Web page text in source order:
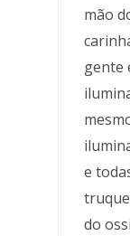
mão
gente
e
do